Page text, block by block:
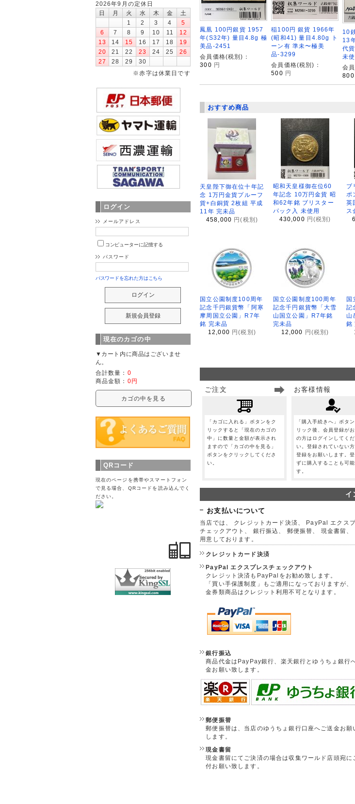
鳳凰 100円銀貨 1957
年(S32年) 量目4.8g 極
美品-2451
会員価格(税別)：
300 円
稲100円 銀貨 1966年
(昭和41) 量目4.80g ト
ーン有 準未〜極美
品-3299
会員価格(税別)：
500 円
10
13
代
未
会
800
おすすめ商品
天皇陛下御在位十年記
念 1万円金貨プルーフ
貨+白銅貨 2枚組 平成
11年 完未品
458,000 円(税別)
昭和天皇様御在位60
年記念 10万円金貨 昭
和62年銘 ブリスター
パック入 未使用
430,000 円(税別)
ブ
ポ
英
ス
国立公園制度100周年
記念千円銀貨幣「阿寒
摩周国立公園」R7年
銘 完未品
12,000 円(税別)
国立公園制度100周年
記念千円銀貨幣「大雪
山国立公園」R7年銘
完未品
12,000
円(税別)
国
記
山
銘
ご注文
「カゴに入れる」ボタンをク
リックすると「現在のカゴの
中」に数量と金額が表示され
ますので「カゴの中を見る」
ボタンをクリックしてくださ
い。
お客様情報
「購入手続きへ」ボタ
リック後、会員登録が
の方はログインしてくだ
い。登録されていない方
登録をお願いします。
ずに購入することも可
す。
イ
お支払いについて
当店では、 クレジットカード決済、 PayPal エクス
チェックアウト、 銀行振込、 郵便振替、 現金書留、
用意しております。
クレジットカード決済
PayPal エクスプレスチェックアウト
クレジット決済もPayPalをお勧め致します。
「買い手保護制度」もご適用になっておりますが、
金券類商品はクレジット利用不可となります。
銀行振込
商品代金はPayPay銀行、楽天銀行とゆうちょ銀行
金お願い致します。
郵便振替
郵便振替は、当店のゆうちょ銀行口座へご送金お願
します。
現金書留
現金書留にてご決済の場合は収集ワールド店頭宛に
付お願い致します。
2026年9月の定休日
日
月 火 水 木 金
土
1
2 3 4
5
6
7 8 9 10 11
12
13
14 15 16 17 18
19
20
21 22 23 24 25
26
27
28 29
30
※赤字は休業日です
ログイン
メールアドレス
コンピューターに記憶する
パスワード
パスワードを忘れた方はこちら
現在のカゴの中
▼カート内に商品はございませ
ん。
合計数量： 0
商品金額： 0円
カゴの中を見る
QRコード
現在のページを携帯やスマートフォン
で見る場合、QRコードを読み込んでく
ださい。